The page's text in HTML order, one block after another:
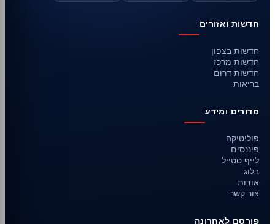
חדשות ואזורים
חדשות בצפון
חדשות מרכז
חדשות דרום
בריאות
מדורים ומידע
פוליטיקה
פיננסים
לייף סטייל
בלוג
אודות
צור קשר
פורסם לאחרונה